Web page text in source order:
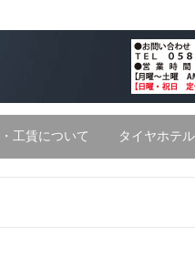
工賃について タイヤホテル